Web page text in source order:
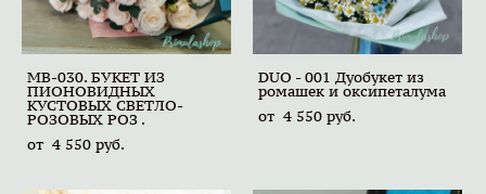
MB-030. БУКЕТ ИЗ
ПИОНОВИДНЫХ
КУСТОВЫХ СВЕТЛО-
РОЗОВЫХ РОЗ .
от 4 550 pуб.
DUO - 001 Дуобукет из
ромашек и оксипеталума
от 4 550 pуб.